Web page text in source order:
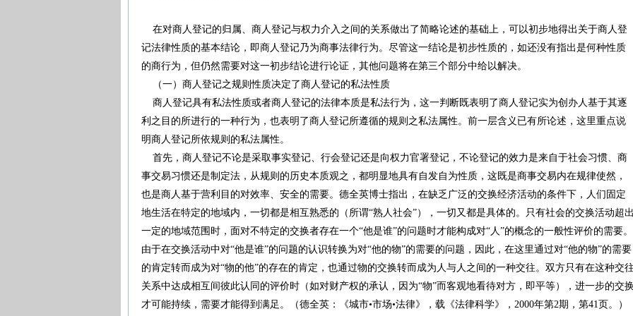
在对商人登记的归属、商人登记与权力介入之间的关系做出了简略论述的基础上，可以初步地得出关于商人登
记法律性质的基本结论，即商人登记乃为商事法律行为。尽管这一结论是初步性质的，如还没有指出是何种性质
的商行为，但仍然需要对这一初步结论进行论证，其他问题将在第三个部分中给以解决。
（一）商人登记之规则性质决定了商人登记的私法性质
商人登记具有私法性质或者商人登记的法律本质是私法行为，这一判断既表明了商人登记实为创办人基于其逐
利之目的所进行的一种行为，也表明了商人登记所遵循的规则之私法属性。前一层含义已有所论述，这里重点说
明商人登记所依规则的私法属性。
首先，商人登记不论是采取事实登记、行会登记还是向权力官署登记，不论登记的效力是来自于社会习惯、商
事交易习惯还是制定法，从规则的历史本质观之，都明显地具有自发自为性质，这既是商事交易内在规律使然，
也是商人基于营利目的对效率、安全的需要。德全英博士指出，在缺乏广泛的交换经济活动的条件下，人们固定
地生活在特定的地域内，一切都是相互熟悉的（所谓“熟人社会”），一切又都是具体的。只有社会的交换活动超出
一定的地域范围时，面对不特定的交换者存在一个“他是谁”的问题时才能构成对“人”的概念的一般性评价的需要。
由于在交换活动中对“他是谁”的问题的认识转换为对“他的物”的需要的问题，因此，在这里通过对“他的物”的需要
的肯定转而成为对“物的他”的存在的肯定，也通过物的交换转而成为人与人之间的一种交往。双方只有在这种交往
关系中达成相互间彼此认同的评价时（如对财产权的承认，因为“物”而客观地看待对方，即平等），进一步的交换
才可能持续，需要才能得到满足。（德全英：《城市•市场•法律》，载《法律科学》，2000年第2期，第41页。）